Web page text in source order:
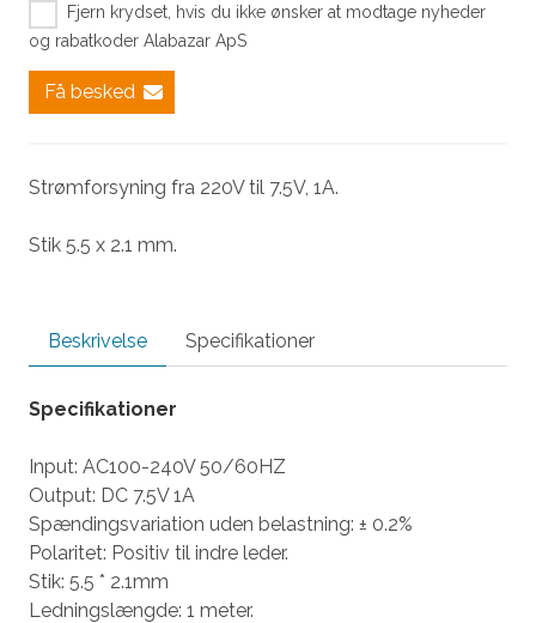
Fjern krydset, hvis du ikke ønsker at modtage nyheder
og rabatkoder Alabazar ApS
Få besked
Strømforsyning fra 220V til 7.5V, 1A.
Stik 5.5 x 2.1 mm.
Beskrivelse Specifikationer
Specifikationer
Input: AC100-240V 50/60HZ
Output: DC 7.5V 1A
Spændingsvariation uden belastning: ± 0.2%
Polaritet: Positiv til indre leder.
Stik: 5.5 * 2.1mm
Ledningslængde: 1 meter.